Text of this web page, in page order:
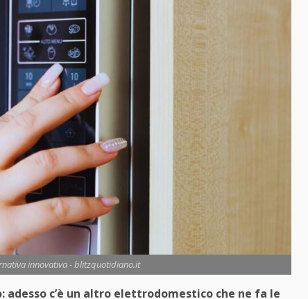
innovativa - blitzquotidiano.it
c’è un altro elettrodomestico che ne fa le